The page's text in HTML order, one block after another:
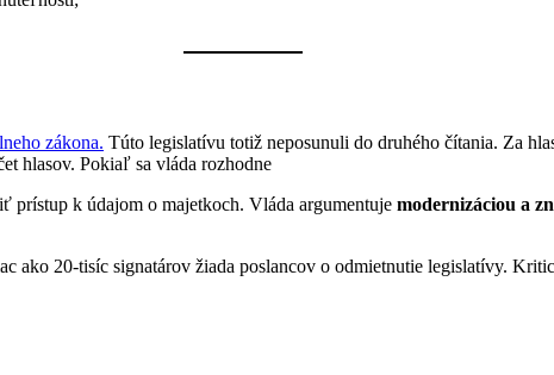
zákona. Túto legislatívu totiž neposunuli do druhého čítania. Za
hlasov. Pokiaľ sa vláda rozhodne
prístup k údajom o majetkoch. Vláda argumentuje modernizáciou a
ako 20-tisíc signatárov žiada poslancov o odmietnutie legislatívy.